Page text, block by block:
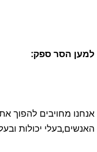
למען הסר ספק:
אנחנו מחויבים להפוך
האנשים,בעלי יכולות